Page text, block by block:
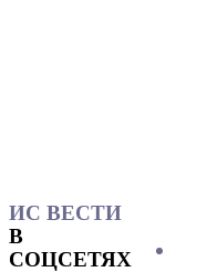
ИС ВЕСТИ
В
СОЦСЕТЯХ